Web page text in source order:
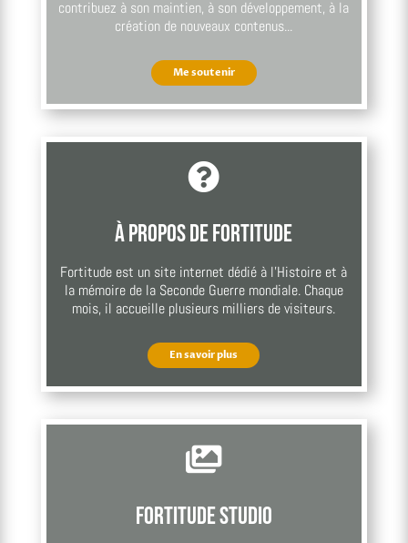
contribuez à son maintien, à son développement, à la
création de nouveaux contenus...
Me soutenir

À propos de Fortitude
Fortitude est un site internet dédié à l’Histoire et à
la mémoire de la Seconde Guerre mondiale. Chaque
mois, il accueille plusieurs milliers de visiteurs.
En savoir plus

Fortitude Studio